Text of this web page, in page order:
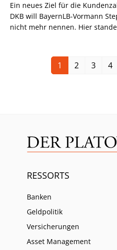
Ein neues Ziel für die
DKB will BayernLB-Vormann
nicht mehr nennen. Hier
1 2 3 4
RESSORTS
Banken
Geldpolitik
Versicherungen
Asset Management